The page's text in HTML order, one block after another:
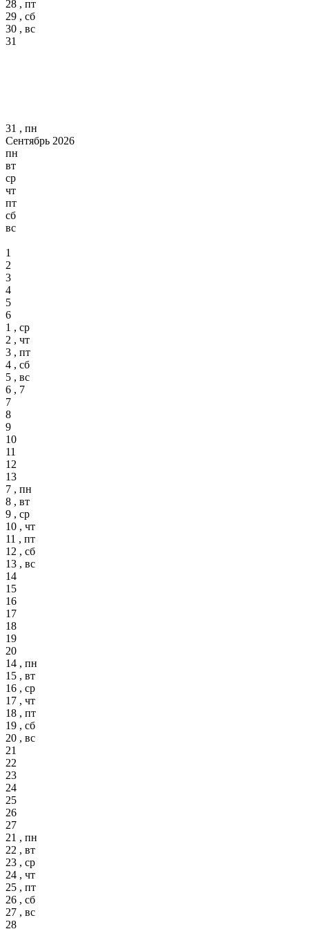
28 , пт
29 , сб
30 , вс
31
31 , пн
Сентябрь 2026
пн
вт
ср
чт
пт
сб
вс
1
2
3
4
5
6
1 , ср
2 , чт
3 , пт
4 , сб
5 , вс
6 , 7
7
8
9
10
11
12
13
7 , пн
8 , вт
9 , ср
10 , чт
11 , пт
12 , сб
13 , вс
14
15
16
17
18
19
20
14 , пн
15 , вт
16 , ср
17 , чт
18 , пт
19 , сб
20 , вс
21
22
23
24
25
26
27
21 , пн
22 , вт
23 , ср
24 , чт
25 , пт
26 , сб
27 , вс
28